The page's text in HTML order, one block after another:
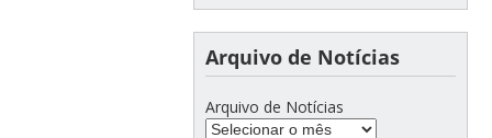
Arquivo de Notícias
Arquivo de Notícias